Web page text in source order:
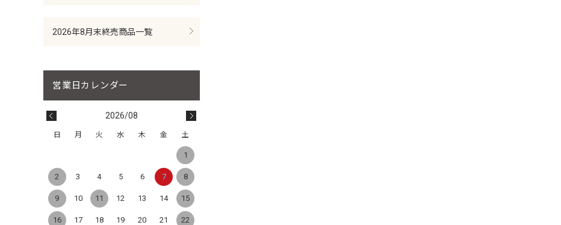
2026年8月末終売商品一覧
2026/08
日 月 火 水 木 金 土
1
2 3 4 5 6 7 8
9 10 11 12 13 14 15
16 17 18 19 20 21 22